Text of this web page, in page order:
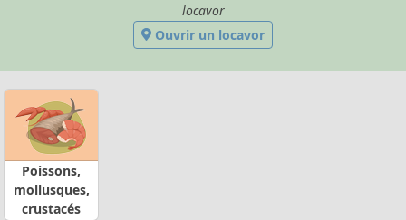
locavor
Ouvrir un locavor
Poissons,
mollusques,
crustacés